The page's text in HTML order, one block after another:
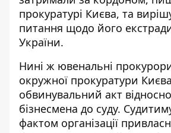
прокуратурі Києва, та
питання щодо його
України.
Нині ж ювенальні
окружної прокуратури
обвинувальний акт
бізнесмена до суду.
фактом організації